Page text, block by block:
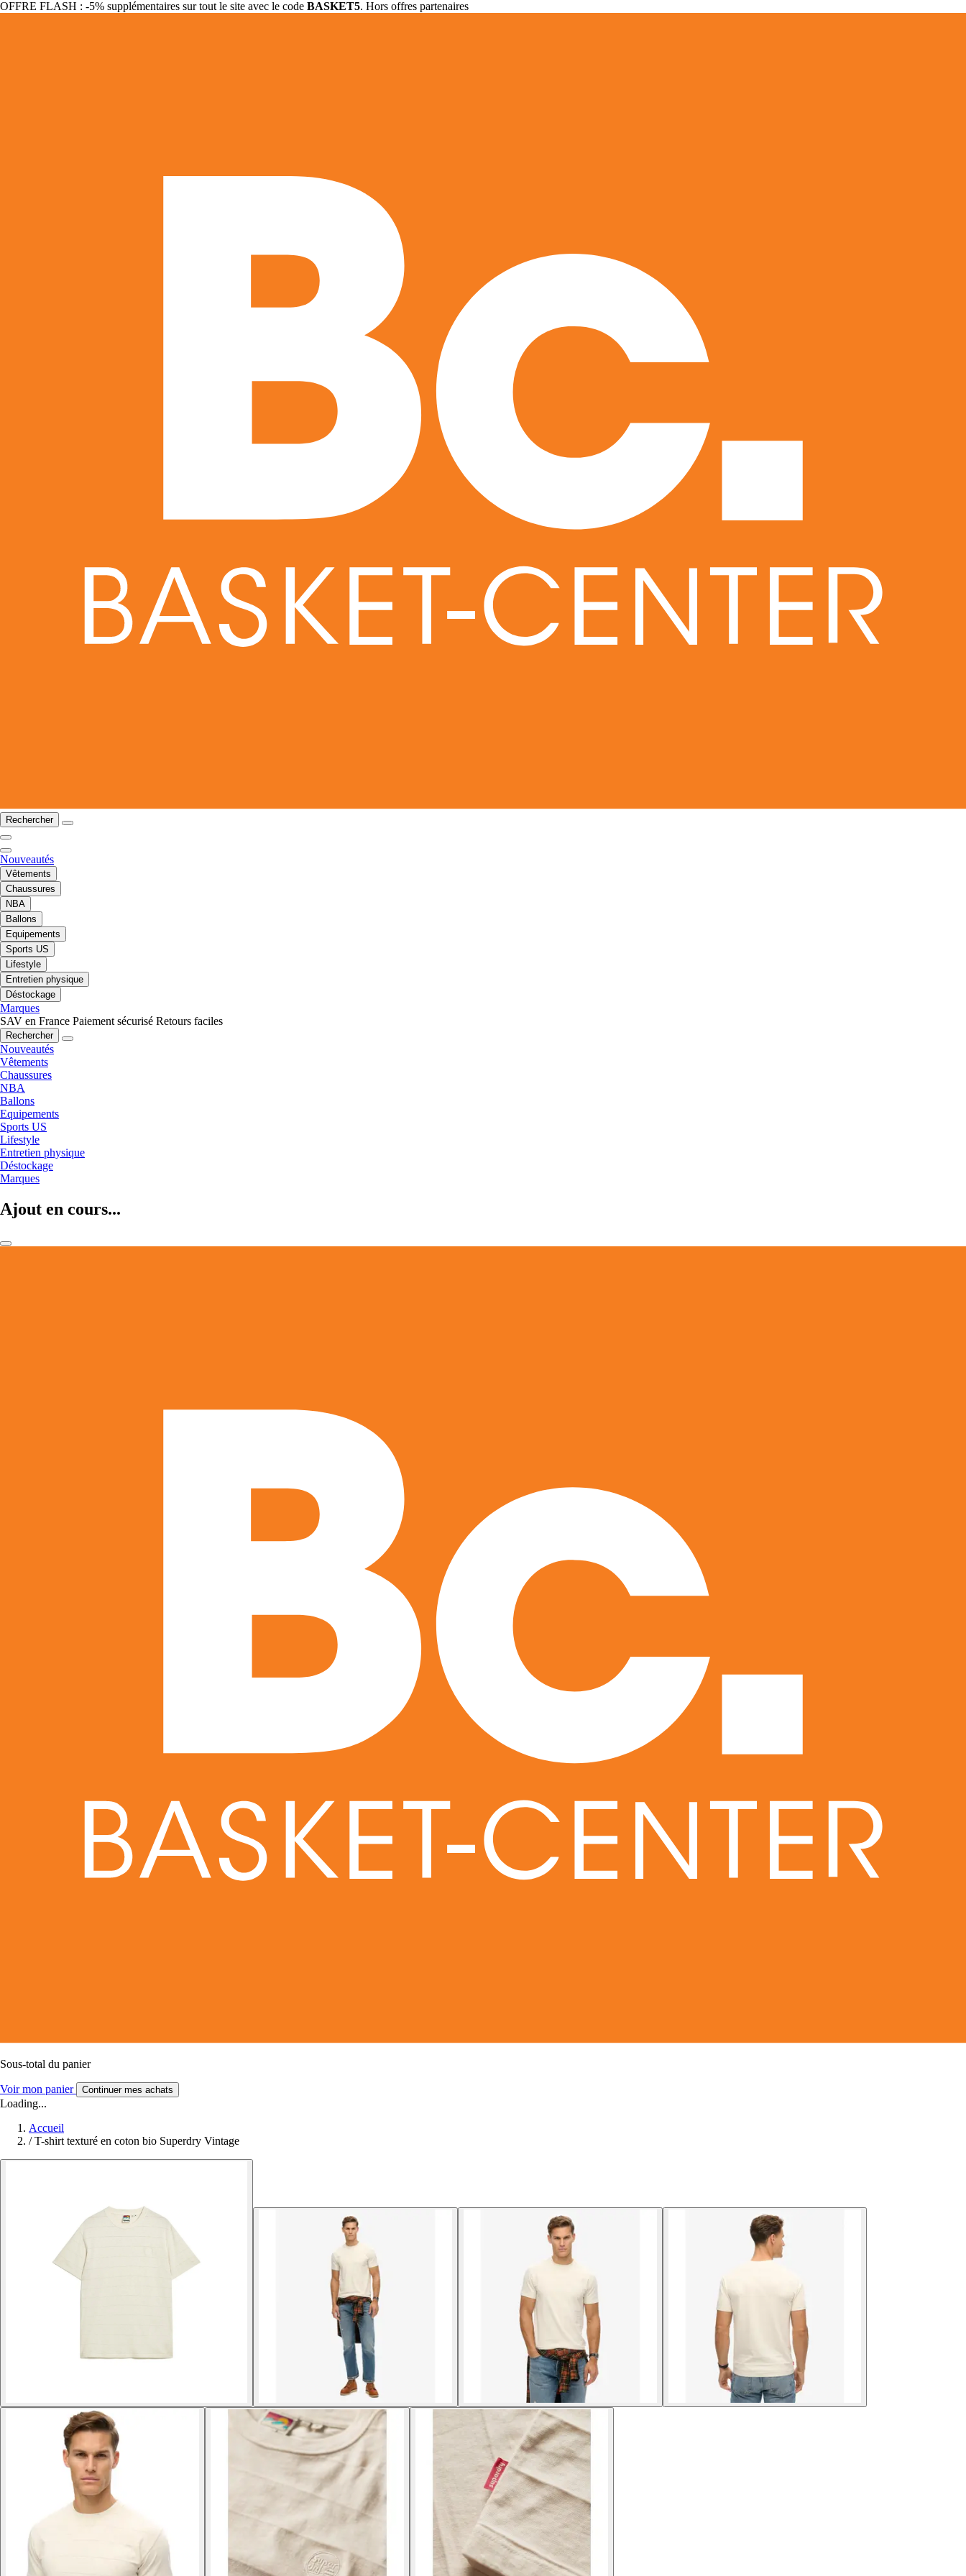
OFFRE FLASH : -5% supplémentaires sur tout le site avec le code BASKET5. Hors offres partenaires
Rechercher
Nouveautés
Vêtements
Chaussures
NBA
Ballons
Equipements
Sports US
Lifestyle
Entretien physique
Déstockage
Marques
SAV en France Paiement sécurisé Retours faciles
Rechercher
Nouveautés
Vêtements
Chaussures
NBA
Ballons
Equipements
Sports US
Lifestyle
Entretien physique
Déstockage
Marques
Ajout en cours...
Sous-total du panier
Voir mon panier Continuer mes achats
Loading...
Accueil
/ T-shirt texturé en coton bio Superdry Vintage